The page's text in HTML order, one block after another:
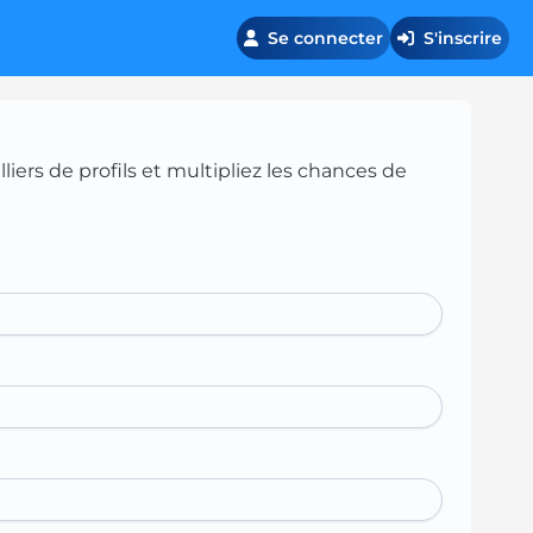
Se connecter S'inscrire
de profils et multipliez les chances de